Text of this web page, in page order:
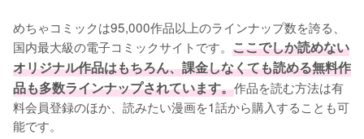
めちゃコミックは95,000作品以上のラインナップ数を誇る、
国内最大級の電子コミックサイトです。 ここでしか読めない
オリジナル作品はもちろん、課金しなくても読める無料作
品も多数ラインナップされています。作品を読む方法は有
料会員登録のほか、読みたい漫画を1話から購入することも可
能です。